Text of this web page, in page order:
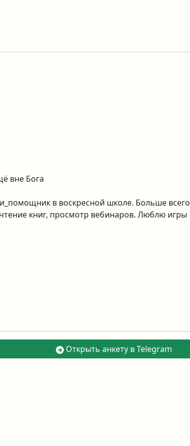
вне Бога
в воскресной школе. Больше всего
книг, просмотр вебинаров. Люблю игры
Открыть анкету в Telegram